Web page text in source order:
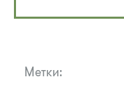
Метки: